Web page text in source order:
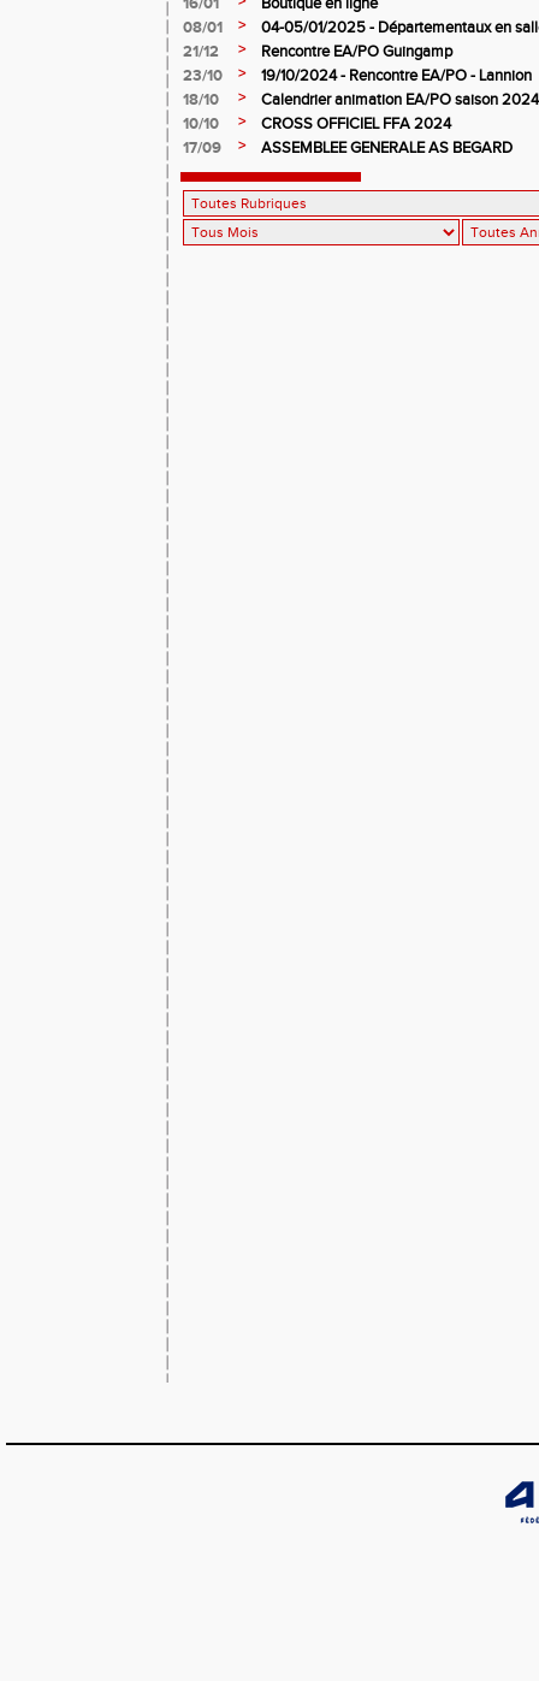
08/01
>
04-05/01/2025 - Départementaux en
21/12
>
Rencontre EA/PO Guingamp
23/10
>
19/10/2024 - Rencontre EA/PO - Lannion
18/10
>
Calendrier animation EA/PO saison
10/10
>
CROSS OFFICIEL FFA 2024
17/09
> ASSEMBLEE GENERALE AS BEGARD